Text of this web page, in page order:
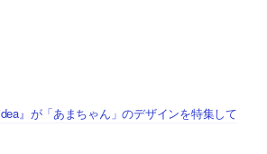
』が「あまちゃん」のデザインを特集して